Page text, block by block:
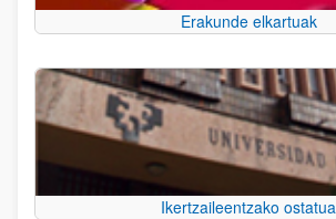
Erakunde elkartuak
Ikertzaileentzako ostatua